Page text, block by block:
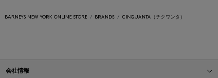
BARNEYS NEW YORK ONLINE STORE BRANDS CINQUANTA（チクワンタ）
会社情報